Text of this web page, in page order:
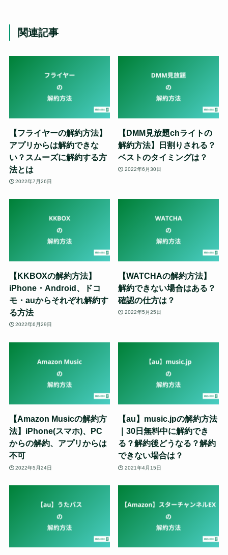
関連記事
【フライヤーの解約方法】
アプリからは解約できな
い？スムーズに解約する方
法とは
2022年7月26日
【DMM見放題chライトの
解約方法】日割りされる？
ベストのタイミングは？
2022年6月30日
【KKBOXの解約方法】
iPhone・Android、ドコ
モ・auからそれぞれ解約す
る方法
2022年6月29日
【WATCHAの解約方法】
解約できない場合はある？
確認の仕方は？
2022年5月25日
【Amazon Musicの解約方
法】iPhone(スマホ)、PC
からの解約、アプリからは
不可
2022年5月24日
【au】music.jpの解約方法
｜30日無料中に解約でき
る？解約後どうなる？解約
できない場合は？
2021年4月15日